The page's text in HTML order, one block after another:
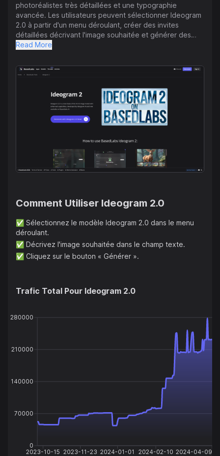
photoréalistes très détaillées et une typographie
avancée. Les utilisateurs peuvent sélectionner Ideogram
2.0 à partir d'un menu déroulant, créer des invites
détaillées décrivant l'image souhaitée et générer des
images en cliquant sur le bouton "Generate". Le modèle
et des scènes complexes, et offre des options de style
flexibles telles que Réaliste, Design, 3D et Anime, avec
cohérent ou des choix artistiques spécifiques. Au-delà
d'Ideogram 2.0, BasedLabs propose divers autres outils
d'IA : permutation de visage, génération d'art anime,
extension d'image, et outils spécialisés pour le contenu
La plateforme prend en charge une large gamme de
besoins créatifs allant de la conception de jeux vidéo à
l'art numérique, facilitant ainsi la production de contenu
visuel de haute qualité. De plus, le site propose des
Read More
Comment Utiliser Ideogram 2.0
✅ Sélectionnez le modèle Ideogram 2.0 dans le menu
déroulant.
✅ Décrivez l'image souhaitée dans le champ texte.
✅ Cliquez sur le bouton « Générer ».
Trafic Total Pour Ideogram 2.0
2023-10-15 2023-11-23 2024-01-01 2024-02-10 2024-04-09
0
70000
140000
210000
280000